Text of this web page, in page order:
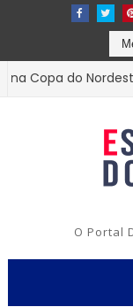
Sub-20;
O Portal